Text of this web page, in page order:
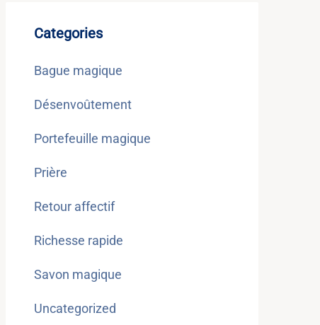
Categories
Bague magique
Désenvoûtement
Portefeuille magique
Prière
Retour affectif
Richesse rapide
Savon magique
Uncategorized